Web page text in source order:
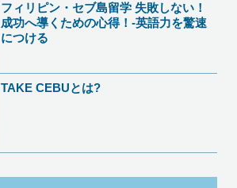
フィリピン・セブ島留学 失敗しない！
成功へ導くための心得！-英語力を驚速
につける
TAKE CEBUとは?